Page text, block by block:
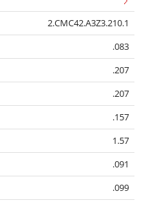
2.CMC42.A3Z3.210.1
.083
.207
.207
.157
1.57
.091
.099